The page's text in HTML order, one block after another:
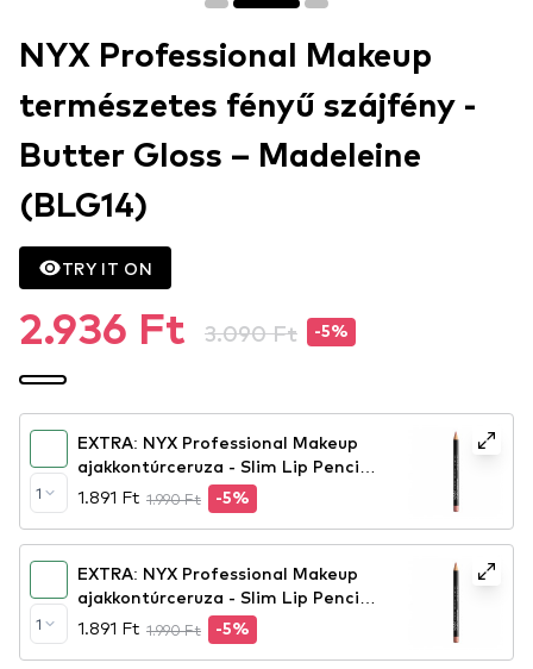
NYX Professional Makeup
természetes fényű szájfény -
Butter Gloss – Madeleine
(BLG14)
TRY IT ON
2.936 Ft 3.090 Ft -5%
1
EXTRA: NYX Professional Makeup
ajakkontúrceruza - Slim Lip Pencil –
Nude Pink (SPL858)
1.891 Ft 1.990 Ft -5%
1
EXTRA: NYX Professional Makeup
ajakkontúrceruza - Slim Lip Pencil –
Peekaboo Neutral (SPL860)
1.891 Ft 1.990 Ft -5%